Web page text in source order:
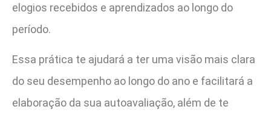
elogios recebidos e aprendizados ao longo do
período.
Essa prática te ajudará a ter uma visão mais clara
do seu desempenho ao longo do ano e facilitará a
elaboração da sua autoavaliação, além de te